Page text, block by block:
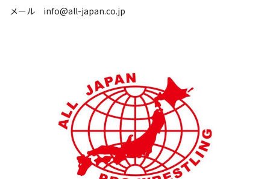
メール info@all-japan.co.jp